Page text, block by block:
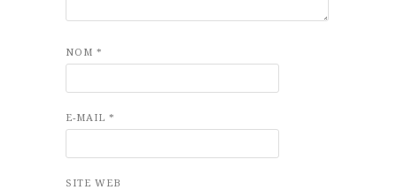
NOM *
E-MAIL *
SITE WEB